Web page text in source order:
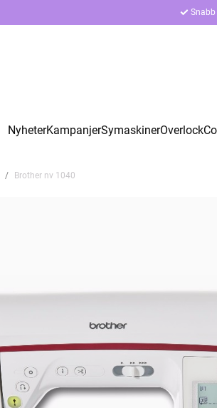
Snabb
NyheterKampanjerSymaskinerOverlock
Brother nv 1040